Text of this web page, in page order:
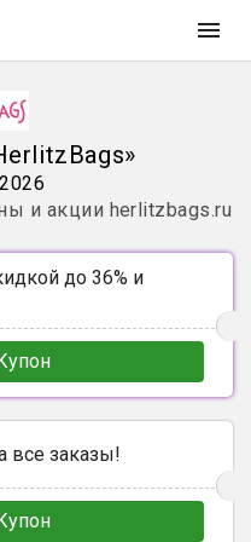
»
и акции herlitzbags.ru
до 36% и
все заказы!